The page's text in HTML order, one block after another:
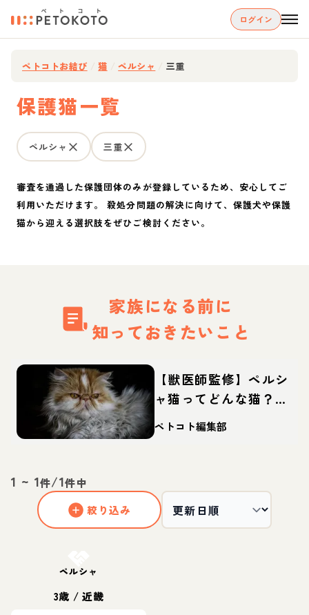
ログイン
ペトコトお結び 猫 ペルシャ 三重
保護猫一覧
ペルシャ 三重
審査を通過した保護団体のみが登録しているため、安心してご
利用いただけます。 殺処分問題の解決に向けて、保護犬や保護
猫から迎える選択肢をぜひご検討ください。
家族になる前に
知っておきたいこと
【獣医師監修】ペルシ
ャ猫ってどんな猫？性
格・体重・寿命の特
徴・迎え方
ペトコト編集部
1 ~ 1件/1件中
絞り込み
ペルシャ
3歳 / 近畿